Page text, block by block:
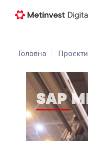
Головна Проєкти